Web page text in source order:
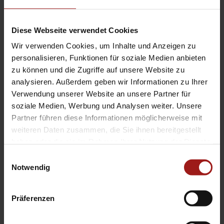
Diese Webseite verwendet Cookies
Wir verwenden Cookies, um Inhalte und Anzeigen zu
personalisieren, Funktionen für soziale Medien anbieten
zu können und die Zugriffe auf unsere Website zu
analysieren. Außerdem geben wir Informationen zu Ihrer
Verwendung unserer Website an unsere Partner für
soziale Medien, Werbung und Analysen weiter. Unsere
Partner führen diese Informationen möglicherweise mit
weiteren Daten zusammen, die Sie ihnen bereitgestellt
Notwendig
Präferenzen
Service-Termin
EA Standorte
Ebbinghaus am Flughafen – Dortmund Sölde
Ebbinghaus am Tierpark – Dortmund Kirchhörde
Ebbinghaus Autozentrum – Dortmund Dorstfeld
Ebbinghaus Ford Store – Bochum
Ebbinghaus in Hamm
Ebbinghaus in Kamen
Ebbinghaus in Unna